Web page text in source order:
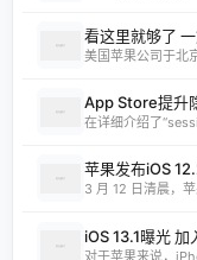
看这里就够了
美国苹果公司于北
App Store提升
在详细介绍了
苹果发布iOS
3 月 12 日清晨，
iOS 13.1曝光
对于苹果来说，